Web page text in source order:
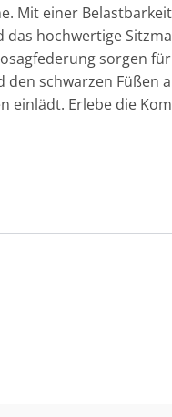
Mit einer
hochwertige
sorgen
schwarzen Füßen
einlädt. Erlebe die